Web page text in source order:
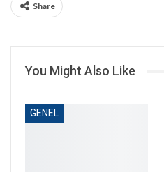
Share
You Might Also Like
GENEL